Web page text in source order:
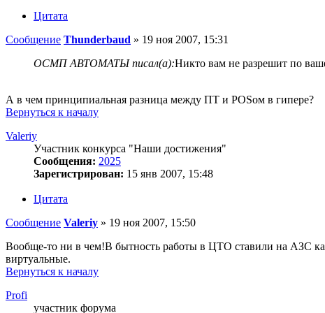
Цитата
Сообщение Thunderbaud » 19 ноя 2007, 15:31
ОСМП АВТОМАТЫ писал(а):Никто вам не разрешит по
А в чем принципиальная разница между ПТ и POSом в гипере?
Вернуться к началу
Valeriy
Участник конкурса "Наши достижения"
Сообщения: 2025
Зарегистрирован: 15 янв 2007, 15:48
Цитата
Сообщение Valeriy » 19 ноя 2007, 15:50
Вообще-то ни в чем!В бытность работы в ЦТО ставили на АЗС
виртуальные.
Вернуться к началу
Profi
участник форума